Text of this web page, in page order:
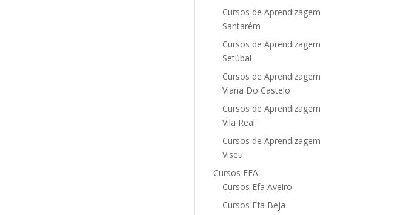
Cursos de Aprendizagem
Santarém
Cursos de Aprendizagem
Setúbal
Cursos de Aprendizagem
Viana Do Castelo
Cursos de Aprendizagem
Vila Real
Cursos de Aprendizagem
Viseu
Cursos EFA
Cursos Efa Aveiro
Cursos Efa Beja